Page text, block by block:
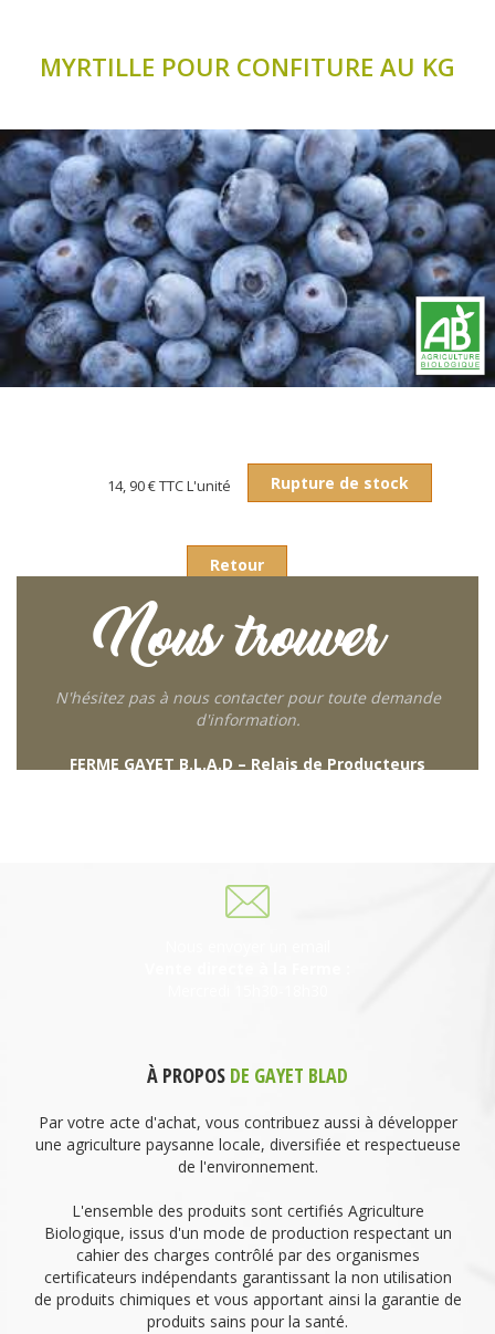
MYRTILLE POUR CONFITURE AU KG
14, 90 €TTC L'unité Rupture de stock
Retour
Nous trouver
N'hésitez pas à nous contacter pour toute demande
d'information.
FERME GAYET B.L.A.D – Relais de Producteurs
À PROPOS DE GAYET BLAD
Par votre acte d'achat, vous contribuez aussi à développer
une agriculture paysanne locale, diversifiée et respectueuse
de l'environnement.
L'ensemble des produits sont certifiés Agriculture
Biologique, issus d'un mode de production respectant un
cahier des charges contrôlé par des organismes
certificateurs indépendants garantissant la non utilisation
de produits chimiques et vous apportant ainsi la garantie de
produits sains pour la santé.